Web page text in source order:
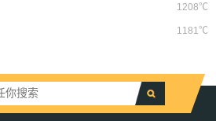
1208℃
1181℃